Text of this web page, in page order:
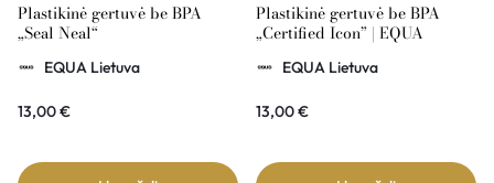
Plastikinė gertuvė be BPA
„Seal Neal“
EQUA Lietuva
13,00€
Plastikinė gertuvė be BPA
„Certified Icon” | EQUA
EQUA Lietuva
13,00€